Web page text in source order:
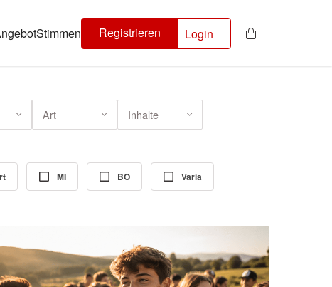
Stimmen Registrieren Login
Art Inhalte
MI BO Varia